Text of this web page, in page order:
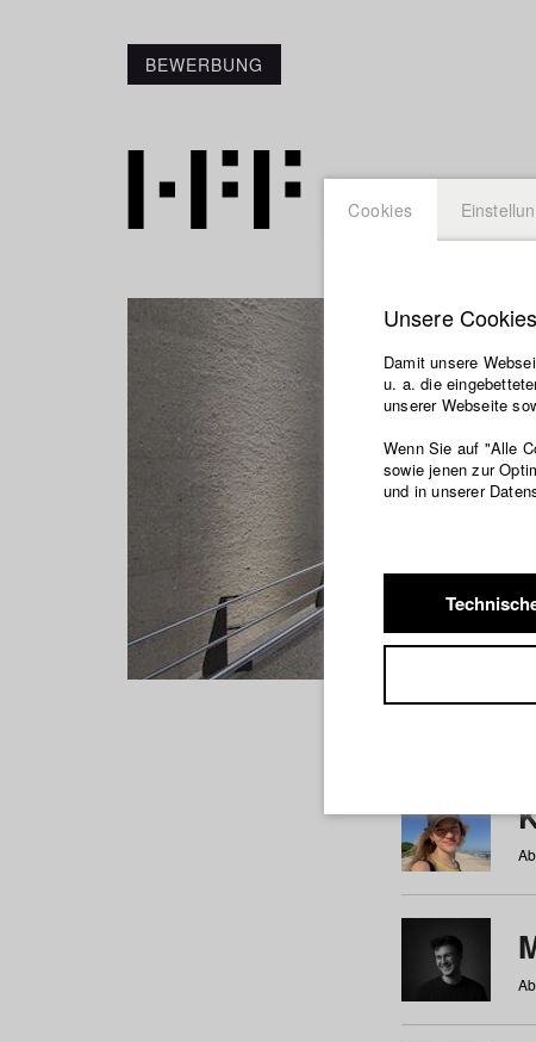
BEWERBUNG
a b c d e f
Cookies
Unsere Cookies
Damit unsere
u. a. die
unserer Webseite
Wenn Sie auf "Alle
sowie jenen zur
und in unserer